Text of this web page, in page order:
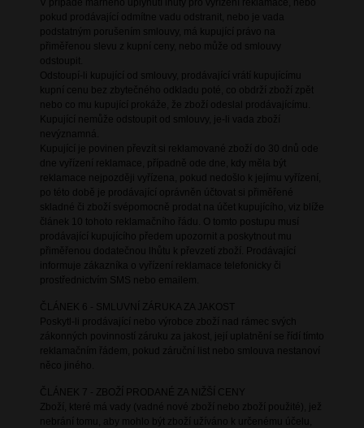
V případě marného uplynutí lhůty pro vyřízení reklamace, nebo
pokud prodávající odmítne vadu odstranit, nebo je vada
podstatným porušením smlouvy, má kupující právo na
přiměřenou slevu z kupní ceny, nebo může od smlouvy
odstoupit.
Odstoupí-li kupující od smlouvy, prodávající vrátí kupujícímu
kupní cenu bez zbytečného odkladu poté, co obdrží zboží zpět
nebo co mu kupující prokáže, že zboží odeslal prodávajícímu.
Kupující nemůže odstoupit od smlouvy, je-li vada zboží
nevýznamná.
Kupující je povinen převzít si reklamované zboží do 30 dnů ode
dne vyřízení reklamace, případně ode dne, kdy měla být
reklamace nejpozději vyřízena, pokud nedošlo k jejímu vyřízení,
po této době je prodávající oprávněn účtovat si přiměřené
skladné či zboží svépomocně prodat na účet kupujícího, viz blíže
článek 10 tohoto reklamačního řádu. O tomto postupu musí
prodávající kupujícího předem upozornit a poskytnout mu
přiměřenou dodatečnou lhůtu k převzetí zboží. Prodávající
informuje zákazníka o vyřízení reklamace telefonicky či
prostřednictvím SMS nebo emailem.
ČLÁNEK 6 - SMLUVNÍ ZÁRUKA ZA JAKOST
Poskytl-li prodávající nebo výrobce zboží nad rámec svých
zákonných povinností záruku za jakost, její uplatnění se řídí tímto
reklamačním řádem, pokud záruční list nebo smlouva nestanoví
něco jiného.
ČLÁNEK 7 - ZBOŽÍ PRODANÉ ZA NIŽŠÍ CENY
Zboží, které má vady (vadné nové zboží nebo zboží použité), jež
nebrání tomu, aby mohlo být zboží užíváno k určenému účelu,